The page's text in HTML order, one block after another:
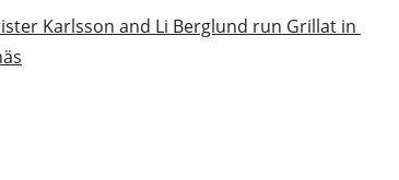
Karlsson and Li Berglund run Grillat in